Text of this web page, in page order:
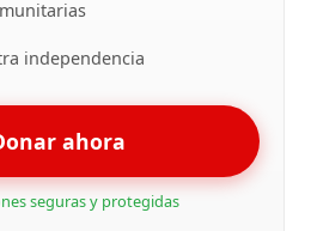
independencia
ahora
seguras y protegidas